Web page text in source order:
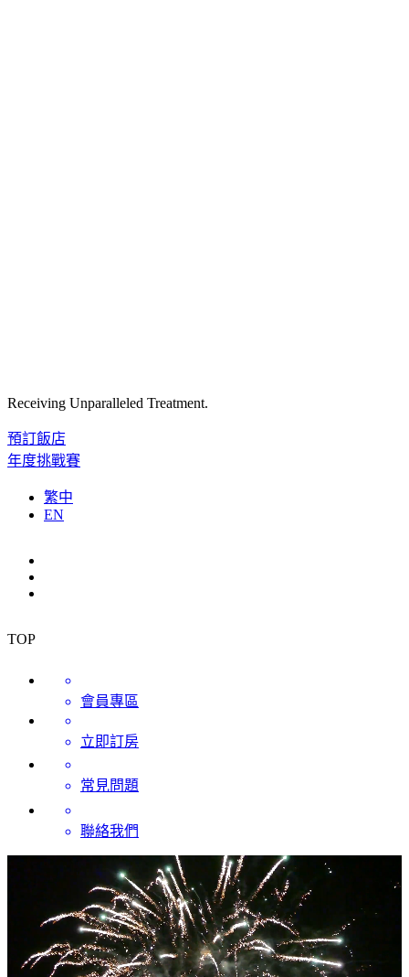
Receiving Unparalleled Treatment.
預訂飯店
年度挑戰賽
繁中
EN
TOP
會員專區
立即訂房
常見問題
聯絡我們